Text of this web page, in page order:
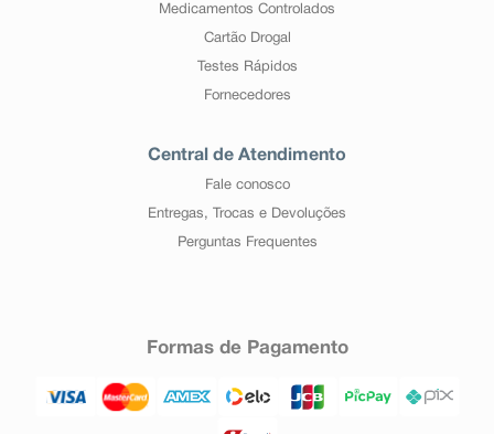
Medicamentos Controlados
Cartão Drogal
Testes Rápidos
Fornecedores
Central de Atendimento
Fale conosco
Entregas, Trocas e Devoluções
Perguntas Frequentes
Formas de Pagamento